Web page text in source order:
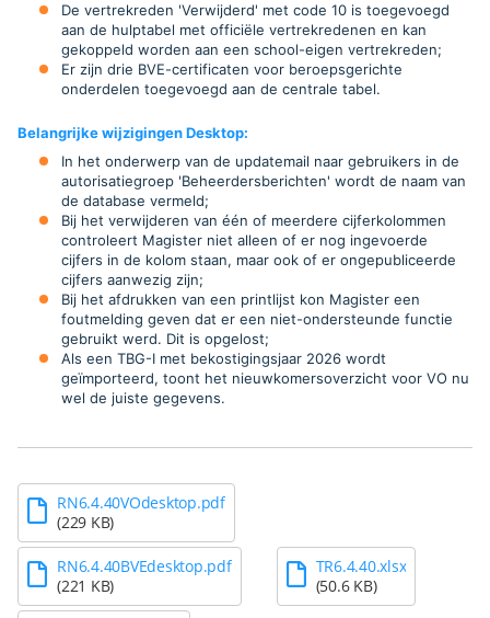
De vertrekreden 'Verwijderd' met code 10 is toegevoegd
aan de hulptabel met officiële vertrekredenen en kan
gekoppeld worden aan een school-eigen vertrekreden;
Er zijn drie BVE-certificaten voor beroepsgerichte
onderdelen toegevoegd aan de centrale tabel.
Belangrijke wijzigingen Desktop:
In het onderwerp van de updatemail naar gebruikers in de
autorisatiegroep 'Beheerdersberichten' wordt de naam van
de database vermeld;
Bij het verwijderen van één of meerdere cijferkolommen
controleert Magister niet alleen of er nog ingevoerde
cijfers in de kolom staan, maar ook of er ongepubliceerde
cijfers aanwezig zijn;
Bij het afdrukken van een printlijst kon Magister een
foutmelding geven dat er een niet-ondersteunde functie
gebruikt werd. Dit is opgelost;
Als een TBG-I met bekostigingsjaar 2026 wordt
geïmporteerd, toont het nieuwkomersoverzicht voor VO nu
wel de juiste gegevens.
RN6.4.40VOdesktop.pdf
(229 KB)
RN6.4.40BVEdesktop.pdf
(221 KB)
TR6.4.40.xlsx
(50.6 KB)